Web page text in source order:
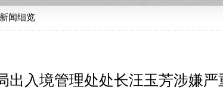
闻细览
出入境管理处处长汪玉芳涉嫌